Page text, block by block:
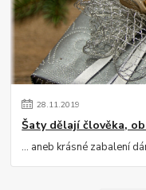
28.11.2019
Šaty dělají člověka,
... aneb krásné zabalení